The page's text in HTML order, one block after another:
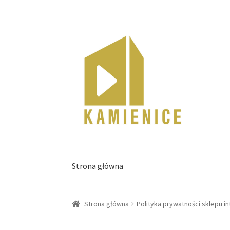
nawigacji
treści
Strona główna
Strona główna Polityka prywatności sklepu